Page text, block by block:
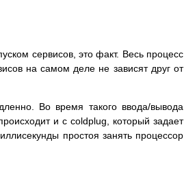
сервисов, это факт. Весь процесс
на самом деле не зависят друг от
Во время такого ввода/вывода
и с coldplug, который задает
простоя занять процессор